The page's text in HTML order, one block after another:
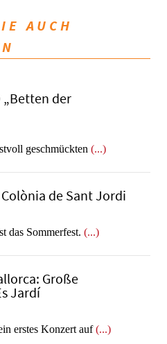
AUCH
„Betten der
geschmückten (...)
de Sant Jordi
das Sommerfest. (...)
Große
Jardí
erstes Konzert auf(...)